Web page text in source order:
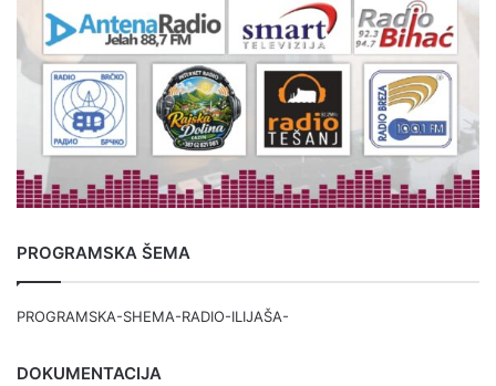
PROGRAMSKA ŠEMA
PROGRAMSKA-SHEMA-RADIO-ILIJAŠA-
DOKUMENTACIJA